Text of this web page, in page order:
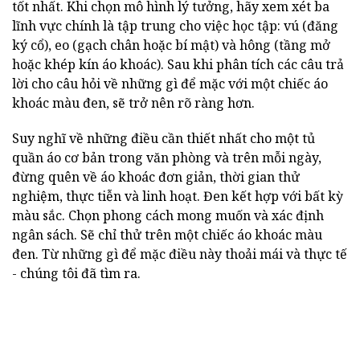
tốt nhất. Khi chọn mô hình lý tưởng, hãy xem xét ba
lĩnh vực chính là tập trung cho việc học tập: vú (đăng
ký cổ), eo (gạch chân hoặc bí mật) và hông (tầng mở
hoặc khép kín áo khoác). Sau khi phân tích các câu trả
lời cho câu hỏi về những gì để mặc với một chiếc áo
khoác màu đen, sẽ trở nên rõ ràng hơn.
Suy nghĩ về những điều cần thiết nhất cho một tủ
quần áo cơ bản trong văn phòng và trên mỗi ngày,
đừng quên về áo khoác đơn giản, thời gian thử
nghiệm, thực tiễn và linh hoạt. Đen kết hợp với bất kỳ
màu sắc. Chọn phong cách mong muốn và xác định
ngân sách. Sẽ chỉ thử trên một chiếc áo khoác màu
đen. Từ những gì để mặc điều này thoải mái và thực tế
- chúng tôi đã tìm ra.